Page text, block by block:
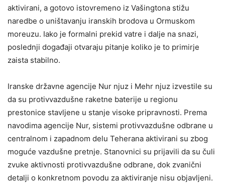
aktivirani, a gotovo istovremeno iz Vašingtona stižu
naredbe o uništavanju iranskih brodova u Ormuskom
moreuzu. Iako je formalni prekid vatre i dalje na snazi,
poslednji događaji otvaraju pitanje koliko je to primirje
zaista stabilno.
Iranske državne agencije Nur njuz i Mehr njuz izvestile su
da su protivvazdušne raketne baterije u regionu
prestonice stavljene u stanje visoke pripravnosti. Prema
navodima agencije Nur, sistemi protivvazdušne odbrane u
centralnom i zapadnom delu Teherana aktivirani su zbog
moguće vazdušne pretnje. Stanovnici su prijavili da su čuli
zvuke aktivnosti protivvazdušne odbrane, dok zvanični
detalji o konkretnom povodu za aktiviranje nisu objavljeni.